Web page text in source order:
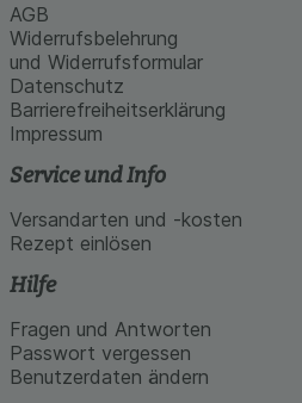
AGB
Widerrufsbelehrung
und Widerrufsformular
Datenschutz
Barrierefreiheitserklärung
Impressum
Service und Info
Versandarten und -kosten
Rezept einlösen
Hilfe
Fragen und Antworten
Passwort vergessen
Benutzerdaten ändern